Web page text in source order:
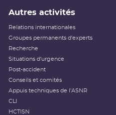
Autres activités
Relations internationales
Groupes permanents d'experts
Recherche
Situations d'urgence
Post-accident
Conseils et comités
Appuis techniques de l'ASNR
CLI
HCTISN